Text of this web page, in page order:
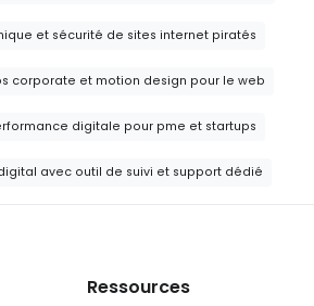
et sécurité de sites internet piratés
corporate et motion design pour le web
digitale pour pme et startups
avec outil de suivi et support dédié
Ressources